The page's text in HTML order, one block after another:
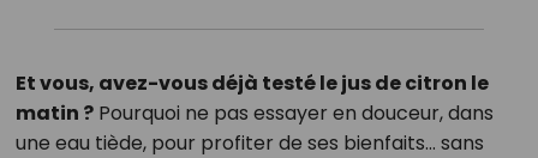
Et vous, avez-vous déjà testé le jus de citron le
matin ?Pourquoi ne pas essayer en douceur, dans
une eau tiède, pour profiter de ses bienfaits… sans